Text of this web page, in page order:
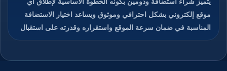
موقع إلكتروني بشكل احترافي وموثوق ويساعد اختيار الاستضافة
المناسبة في ضمان سرعة الموقع واستقراره وقدرته على استقبال
الزوار دون انقطاع، كما يمنح الدومين هوية رقمية مميزة تسهل على